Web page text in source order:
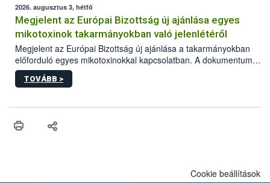
2026. augusztus 3, hétfő
Megjelent az Európai Bizottság új ajánlása egyes
mikotoxinok takarmányokban való jelenlétéről
Megjelent az Európai Bizottság új ajánlása a takarmányokban
előforduló egyes mikotoxinokkal kapcsolatban. A dokumentum
2027-től új irányértékek alkalmazását írja elő, és a jelenleg
hatályos uniós ajánlások helyébe lép.
TOVÁBB >
Cookie beállítások